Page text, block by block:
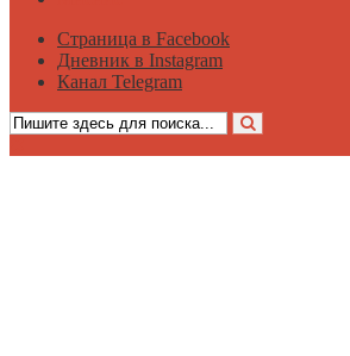
Страница в Facebook
Дневник в Instagram
Канал Telegram